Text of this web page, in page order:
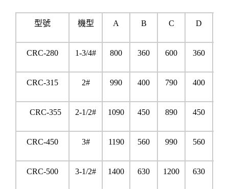
型號 機型 A B C D
CRC-280 1-3/4# 800 360 600 360
CRC-315 2# 990 400 790 400
CRC-355 2-1/2# 1090 450 890 450
CRC-450 3# 1190 560 990 560
CRC-500 3-1/2# 1400 630 1200 630